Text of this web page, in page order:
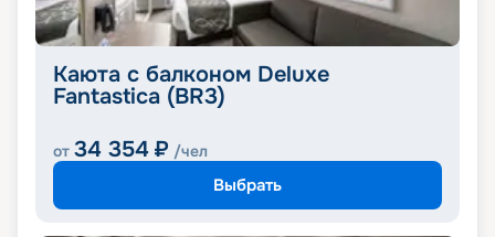
Каюта с балконом Deluxe
Fantastica (BR3)
от 34 354 ₽ /чел
Выбрать